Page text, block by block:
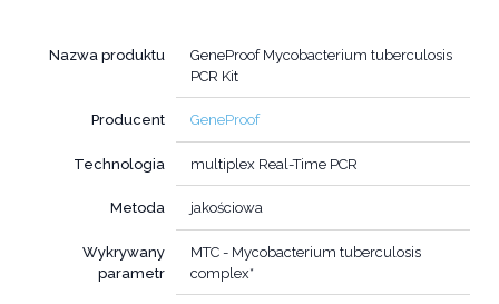
Nazwa produktu
GeneProof Mycobacterium tuberculosis
PCR Kit
Producent GeneProof
Technologia multiplex Real-Time PCR
Metoda jakościowa
Wykrywany
parametr
MTC - Mycobacterium tuberculosis
complex*